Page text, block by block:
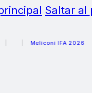
Saltar al
Meliconi IFA 2026